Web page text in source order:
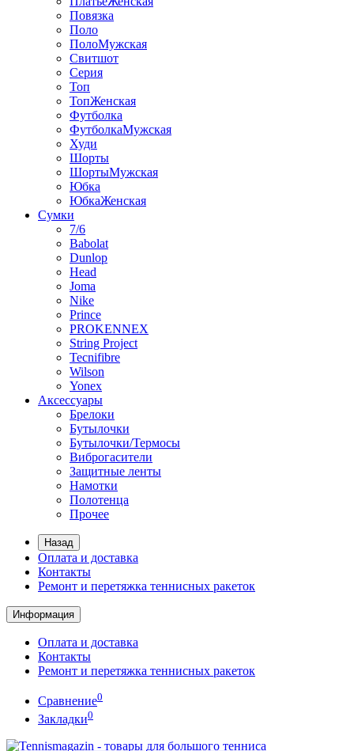
Повязка
Поло
ПолоМужская
Свитшот
Серия
Топ
ТопЖенская
Футболка
ФутболкаМужская
Худи
Шорты
ШортыМужская
Юбка
ЮбкаЖенская
Сумки
7/6
Babolat
Dunlop
Head
Joma
Nike
Prince
PROKENNEX
String Project
Tecnifibre
Wilson
Yonex
Аксессуары
Брелоки
Бутылочки
Бутылочки/Термосы
Виброгасители
Защитные ленты
Намотки
Полотенца
Прочее
Назад
Оплата и доставка
Контакты
Ремонт и перетяжка теннисных ракеток
Информация
Оплата и доставка
Контакты
Ремонт и перетяжка теннисных ракеток
Сравнение0
Закладки0